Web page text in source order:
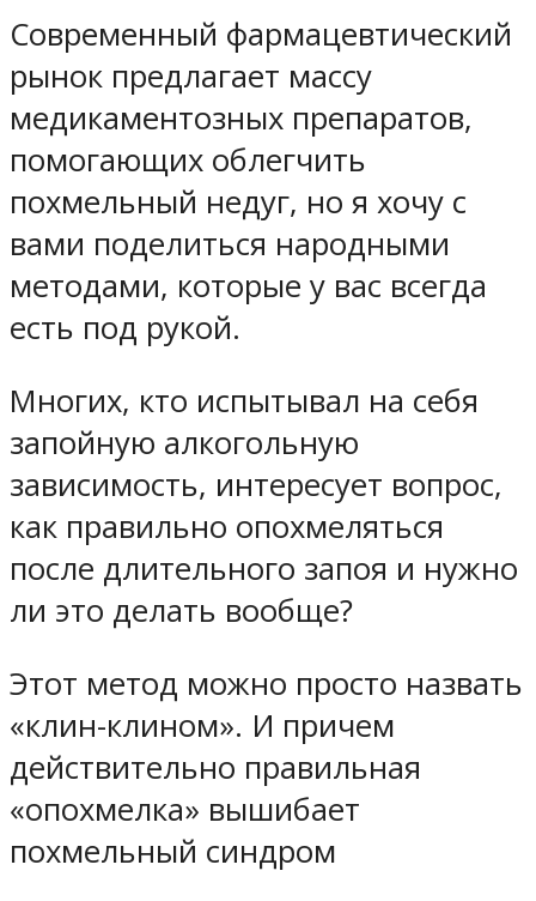
Современный фармацевтический
рынок предлагает массу
медикаментозных препаратов,
помогающих облегчить
похмельный недуг, но я хочу с
вами поделиться народными
методами, которые у вас всегда
есть под рукой.
Многих, кто испытывал на себя
запойную алкогольную
зависимость, интересует вопрос,
как правильно опохмеляться
после длительного запоя и нужно
ли это делать вообще?
Этот метод можно просто назвать
«клин-клином». И причем
действительно правильная
«опохмелка» вышибает
похмельный синдром